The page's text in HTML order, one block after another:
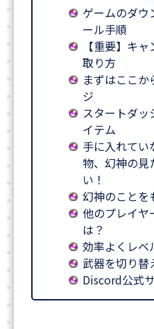
ゲームのダウ
ール手順
【重要】キ
取り方
まずはここ
ジ
スタートダッ
イテム
手に入れてい
物、幻神の見
い！
幻神のことを
他のプレイヤ
は？
効率よくレベ
武器を切り替
Discord公式